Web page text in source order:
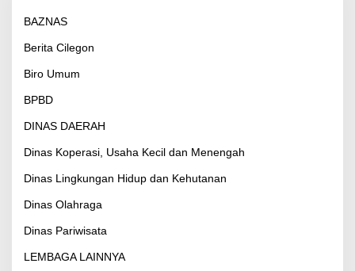
BAZNAS
Berita Cilegon
Biro Umum
BPBD
DINAS DAERAH
Dinas Koperasi, Usaha Kecil dan Menengah
Dinas Lingkungan Hidup dan Kehutanan
Dinas Olahraga
Dinas Pariwisata
LEMBAGA LAINNYA